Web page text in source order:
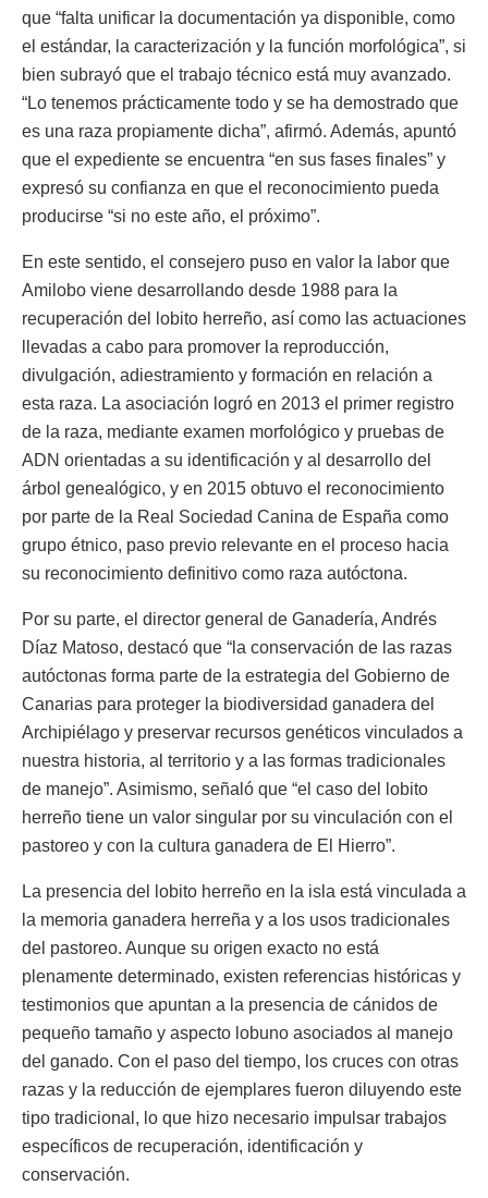
que “falta unificar la documentación ya disponible, como
el estándar, la caracterización y la función morfológica”, si
bien subrayó que el trabajo técnico está muy avanzado.
“Lo tenemos prácticamente todo y se ha demostrado que
es una raza propiamente dicha”, afirmó. Además, apuntó
que el expediente se encuentra “en sus fases finales” y
expresó su confianza en que el reconocimiento pueda
producirse “si no este año, el próximo”.
En este sentido, el consejero puso en valor la labor que
Amilobo viene desarrollando desde 1988 para la
recuperación del lobito herreño, así como las actuaciones
llevadas a cabo para promover la reproducción,
divulgación, adiestramiento y formación en relación a
esta raza. La asociación logró en 2013 el primer registro
de la raza, mediante examen morfológico y pruebas de
ADN orientadas a su identificación y al desarrollo del
árbol genealógico, y en 2015 obtuvo el reconocimiento
por parte de la Real Sociedad Canina de España como
grupo étnico, paso previo relevante en el proceso hacia
su reconocimiento definitivo como raza autóctona.
Por su parte, el director general de Ganadería, Andrés
Díaz Matoso, destacó que “la conservación de las razas
autóctonas forma parte de la estrategia del Gobierno de
Canarias para proteger la biodiversidad ganadera del
Archipiélago y preservar recursos genéticos vinculados a
nuestra historia, al territorio y a las formas tradicionales
de manejo”. Asimismo, señaló que “el caso del lobito
herreño tiene un valor singular por su vinculación con el
pastoreo y con la cultura ganadera de El Hierro”.
La presencia del lobito herreño en la isla está vinculada a
la memoria ganadera herreña y a los usos tradicionales
del pastoreo. Aunque su origen exacto no está
plenamente determinado, existen referencias históricas y
testimonios que apuntan a la presencia de cánidos de
pequeño tamaño y aspecto lobuno asociados al manejo
del ganado. Con el paso del tiempo, los cruces con otras
razas y la reducción de ejemplares fueron diluyendo este
tipo tradicional, lo que hizo necesario impulsar trabajos
específicos de recuperación, identificación y
conservación.